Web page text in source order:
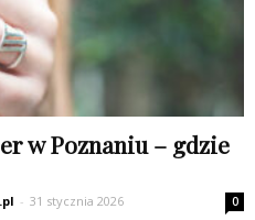
w Poznaniu – gdzie
- 31 stycznia 2026 0